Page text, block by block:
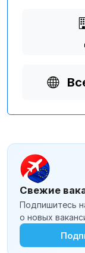
Свежие
Подпишитесь
о новых